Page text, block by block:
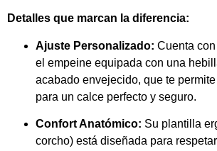
Detalles que marcan la diferencia:
Ajuste Personalizado: Cuenta
el empeine equipada con una
acabado envejecido, que te
para un calce perfecto y seguro.
Confort Anatómico: Su plantilla
corcho) está diseñada para